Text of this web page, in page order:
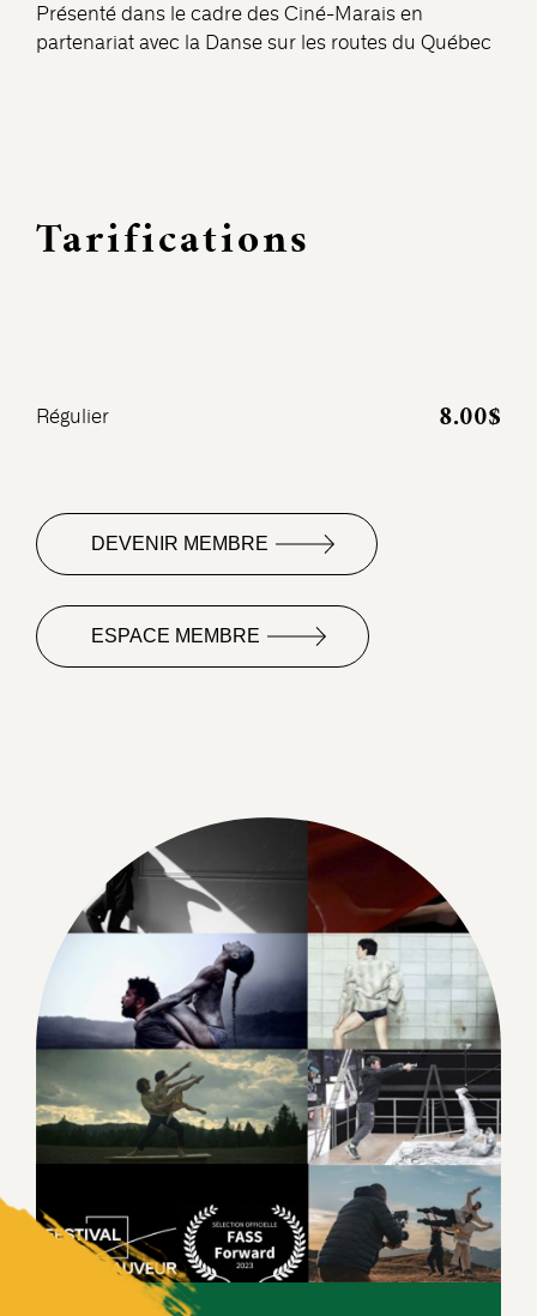
Présenté dans le cadre des Ciné-Marais en
partenariat avec la Danse sur les routes du Québec
Tarifications
Régulier 8.00$
DEVENIR MEMBRE
ESPACE MEMBRE